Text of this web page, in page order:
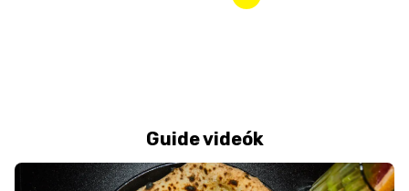
Guide videók